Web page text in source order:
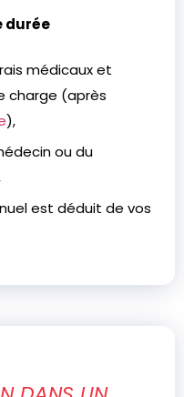
durée
médicaux et
charge (après
),
ou du
est déduit de vos